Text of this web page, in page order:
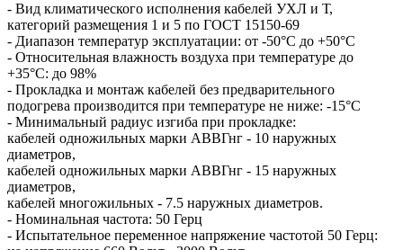
- Вид климатического исполнения кабелей УХЛ и Т,
категорий размещения 1 и 5 по ГОСТ 15150-69
- Диапазон температур эксплуатации: от -50°С до +50°С
- Относительная влажность воздуха при температуре до
+35°С: до 98%
- Прокладка и монтаж кабелей без предварительного
подогрева производится при температуре не ниже: -15°С
- Минимальный радиус изгиба при прокладке:
кабелей одножильных марки АВВГнг - 10 наружных
диаметров,
кабелей одножильных марки АВВГнг - 15 наружных
диаметров,
кабелей многожильных - 7.5 наружных диаметров.
- Номинальная частота: 50 Герц
- Испытательное переменное напряжение частотой 50 Герц: